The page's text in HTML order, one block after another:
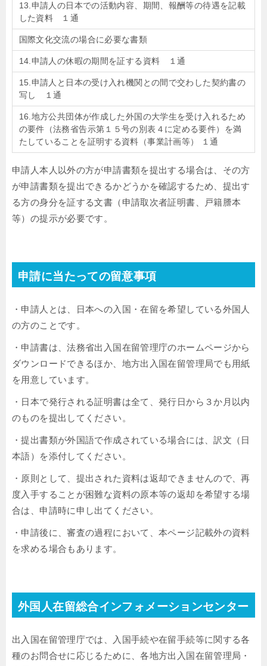
13.申請人の日本での活動内容、期間、報酬等の待遇を記載
した資料 １通
国際文化交流の場合に必要な書類
14.申請人の休暇の期間を証する資料 １通
15.申請人と日本の受け入れ機関との間で交わした契約書の
写し １通
16.地方公共団体が作成した外国の大学生を受け入れるため
の要件（法務省告示第１５号の別表４に定める要件）を満
たしていることを証明する資料（事業計画等） １通
申請人本人以外の方が申請書類を提出する場合は、その方
が申請書類を提出できるかどうかを確認するため、提出す
る方の身分を証する文書（申請取次者証明書、戸籍謄本
等）の提示が必要です。
申請に当たっての留意事項
・申請人とは、日本への入国・在留を希望している外国人
の方のことです。
・申請書は、法務省出入国在留管理庁のホームページから
ダウンロードできるほか、地方出入国在留管理局でも用紙
を用意しています。
・日本で発行される証明書は全て、発行日から３か月以内
のものを提出してください。
・提出書類が外国語で作成されている場合には、訳文（日
本語）を添付してください。
・原則として、提出された資料は返却できませんので、再
度入手することが困難な資料の原本等の返却を希望する場
合は、申請時に申し出てください。
・申請後に、審査の過程において、本ページ記載外の資料
を求める場合もあります。
外国人在留総合インフォメーションセンター
出入国在留管理庁では、入国手続や在留手続等に関する各
種のお問合せに応じるために、各地方出入国在留管理局・